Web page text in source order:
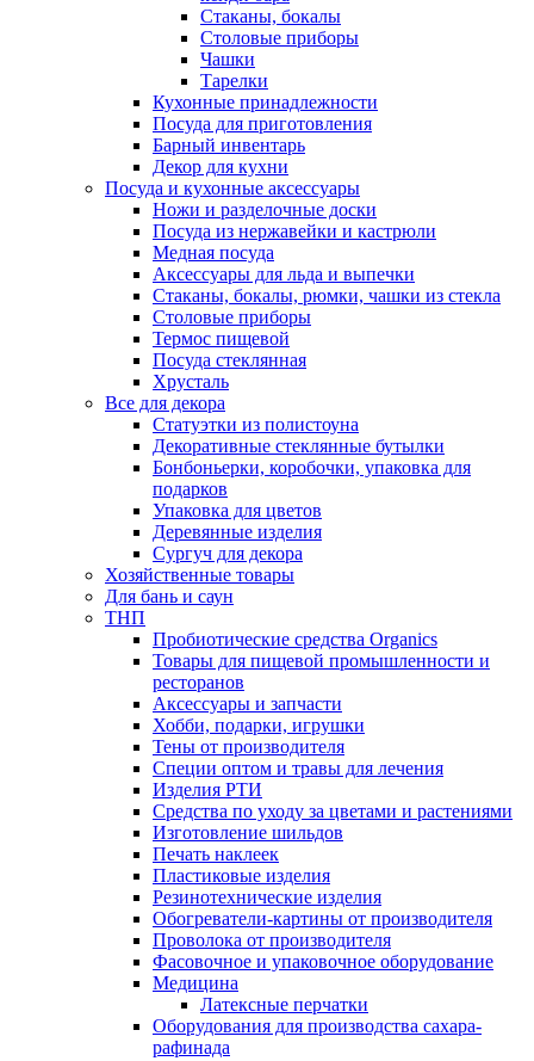
Стаканы, бокалы
Столовые приборы
Чашки
Тарелки
Кухонные принадлежности
Посуда для приготовления
Барный инвентарь
Декор для кухни
Посуда и кухонные аксессуары
Ножи и разделочные доски
Посуда из нержавейки и кастрюли
Медная посуда
Аксессуары для льда и выпечки
Стаканы, бокалы, рюмки, чашки из стекла
Столовые приборы
Термос пищевой
Посуда стеклянная
Хрусталь
Все для декора
Статуэтки из полистоуна
Декоративные стеклянные бутылки
Бонбоньерки, коробочки, упаковка для
подарков
Упаковка для цветов
Деревянные изделия
Сургуч для декора
Хозяйственные товары
Для бань и саун
ТНП
Пробиотические средства Organics
Товары для пищевой промышленности и
ресторанов
Аксессуары и запчасти
Хобби, подарки, игрушки
Тены от производителя
Специи оптом и травы для лечения
Изделия РТИ
Средства по уходу за цветами и растениями
Изготовление шильдов
Печать наклеек
Пластиковые изделия
Резинотехнические изделия
Обогреватели-картины от производителя
Проволока от производителя
Фасовочное и упаковочное оборудование
Медицина
Латексные перчатки
Оборудования для производства сахара-
рафинада